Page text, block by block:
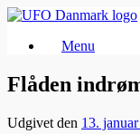
Gå
indhold
Menu
Flåden
Udgivet den 13.